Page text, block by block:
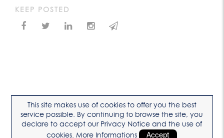
KEEP POSTED
This site makes use of cookies to offer you the best
service possible. By continuing to browse the site, you
declare to accept our Privacy Notice and the use of
cookies.More Informations Accept